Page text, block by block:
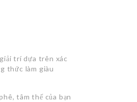
trí dựa trên xác
thức làm giàu
tâm thế của bạn